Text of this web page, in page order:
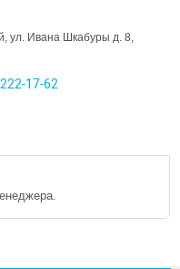
ул. Ивана Шкабуры д. 8,
17-62